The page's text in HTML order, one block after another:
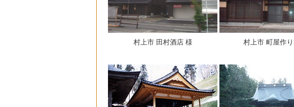
村上市 田村酒店 様 村上市 町屋作